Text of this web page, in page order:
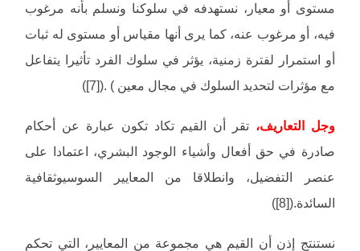
مستوى أو معيار، نستهدفه في سلوكنا ونسلم بأنه مرغوب
فيه، أو مرغوب عنه، كما يرى أنها مقياس أو مستوى له ثبات
أو استمرار لفترة زمنية، يؤثر في سلوك الفرد تأثيرا يتفاعل
مع مؤثرات لتحديد السلوك في مجال معين ) .([7])
وجل التعاريف، تقر أن القيم تكاد تكون عبارة عن أحكام
صادرة في حق أفعال وأشياء الوجود البشري، اعتمادا على
عنصر التفضيل، وانطلاقا من المعايير السوسيوثقافية
السائدة.([8])
نستنتج إذن أن القيم هي مجموعة من المعايير، التي تحكم